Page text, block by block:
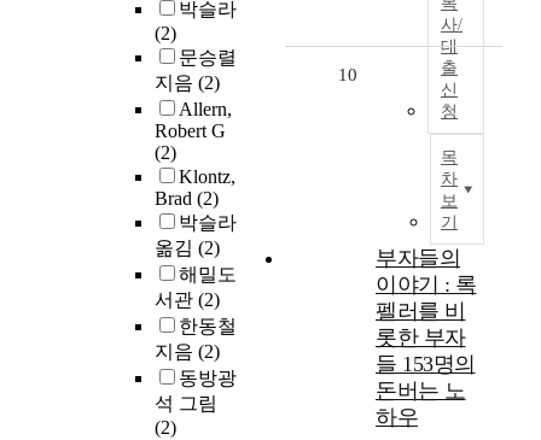
박슬라
(2)
문승렬
지음 (2)
Allern,
Robert G
(2)
Klontz,
Brad (2)
박슬라
옮김 (2)
해밀도
서관 (2)
한동철
지음 (2)
동방광
석 그림
(2)
사/
대
출
신
청
목
차
보
기
10
부자들의
이야기 : 록
펠러를 비
롯한 부자
들 153명의
돈버는 노
하우